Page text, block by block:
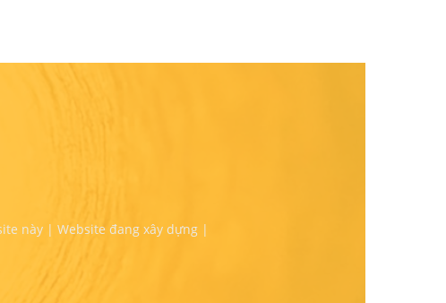
này | Website đang xây dựng |